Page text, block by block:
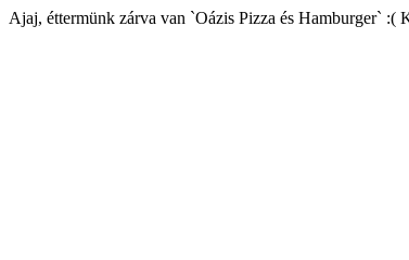
Ajaj, éttermünk zárva van `Oázis Pizza és Hamburger` :(